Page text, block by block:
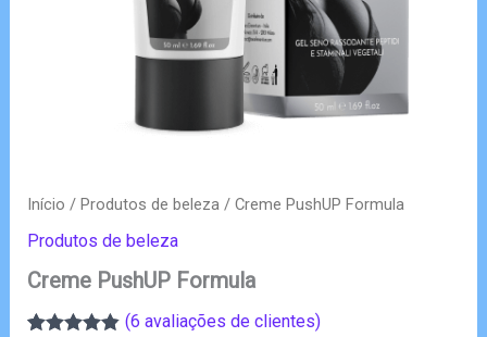
Início / Produtos de beleza / Creme PushUP Formula
Produtos de beleza
Creme PushUP Formula
(6 avaliações de clientes)